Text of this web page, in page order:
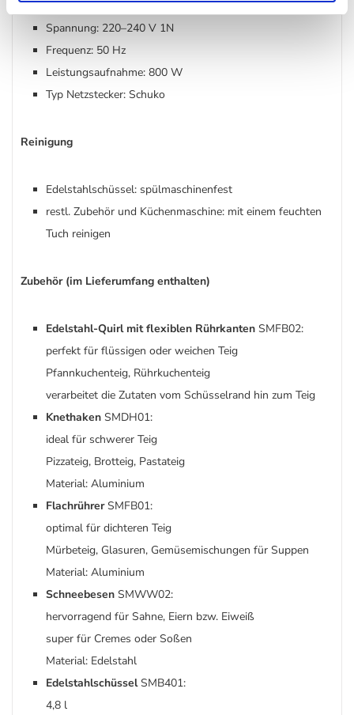
Kabellänge: 1 m
Spannung: 220–240 V 1N
Frequenz: 50 Hz
Leistungsaufnahme: 800 W
Typ Netzstecker: Schuko
Reinigung
Edelstahlschüssel: spülmaschinenfest
restl. Zubehör und Küchenmaschine: mit einem feuchten
Tuch reinigen
Zubehör (im Lieferumfang enthalten)
Edelstahl-Quirl mit flexiblen Rührkanten SMFB02:
perfekt für flüssigen oder weichen Teig
Pfannkuchenteig, Rührkuchenteig
verarbeitet die Zutaten vom Schüsselrand hin zum Teig
Knethaken SMDH01:
ideal für schwerer Teig
Pizzateig, Brotteig, Pastateig
Material: Aluminium
FlachrührerSMFB01:
optimal für dichteren Teig
Mürbeteig, Glasuren, Gemüsemischungen für Suppen
Material: Aluminium
Schneebesen SMWW02:
hervorragend für Sahne, Eiern bzw. Eiweiß
super für Cremes oder Soßen
Material: Edelstahl
EdelstahlschüsselSMB401:
4,8 l